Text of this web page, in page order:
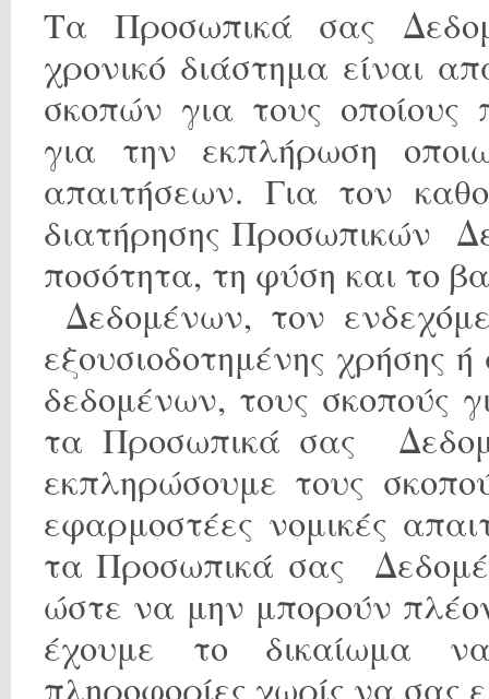
Τα Προσωπικά σας
χρονικό διάστημα είναι
σκοπών για τους
για την εκπλήρωση
απαιτήσεων. Για τον
διατήρησης Προσωπικών
ποσότητα, τη φύση και το
Δεδομένων, τον
εξουσιοδοτημένης χρήσης
δεδομένων, τους σκοπούς
τα Προσωπικά σας
εκπληρώσουμε τους
εφαρμοστέες νομικές
τα Προσωπικά σας
ώστε να μην μπορούν
έχουμε το δικαίωμα να
πληροφορίες χωρίς να σας